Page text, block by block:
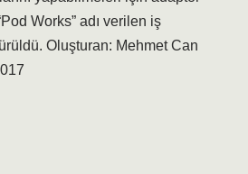
Works” adı verilen iş
Oluşturan: Mehmet Can